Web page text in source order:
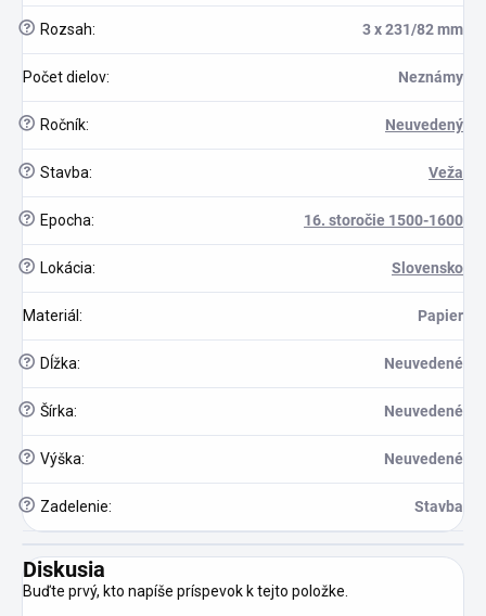
? Rozsah: 3 x 231/82 mm
Počet dielov: Neznámy
? Ročník: Neuvedený
? Stavba: Veža
? Epocha: 16. storočie 1500-1600
? Lokácia: Slovensko
Materiál: Papier
? Dĺžka: Neuvedené
? Šírka: Neuvedené
? Výška: Neuvedené
? Zadelenie: Stavba
Diskusia
Buďte prvý, kto napíše príspevok k tejto položke.